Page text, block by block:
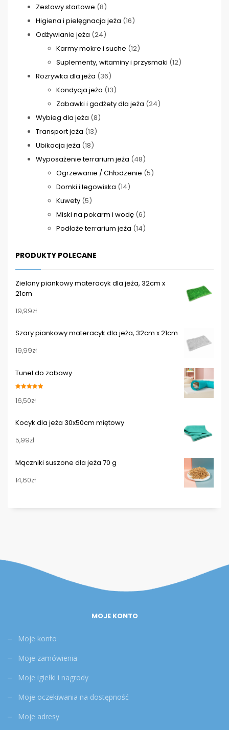
Zestawy startowe 88
produktów
Higiena i pielęgnacja jeża 1616
Odżywianie jeża 2424
produkty
Karmy mokre i suche 1212
produktów
Suplementy, witaminy i przysmaki 1212
Rozrywka dla jeża 3636
produktów
Kondycja jeża 1313
produktów
Zabawki i gadżety dla jeża 2424
Wybieg dla jeża 88
Transport jeża 1313
Ubikacja jeża 1818
produktów
Wyposażenie terrarium jeża 4848
produktów
Ogrzewanie / Chłodzenie 55
Domki i legowiska 1414
Kuwety 55
produktów
Miski na pokarm i wodę 66
produktów
Podłoże terrarium jeża 1414
PRODUKTY POLECANE
Zielony piankowy materacyk dla jeża, 32cm x
21cm
19,99zł
Szary piankowy materacyk dla jeża, 32cm x 21cm
19,99zł
Tunel do zabawy
5.00na 5
16,50zł
Kocyk dla jeża 30x50cm miętowy
5,99zł
Mączniki suszone dla jeża 70 g
14,60zł
MOJE KONTO
Moje konto
Moje zamówienia
Moje igiełki i nagrody
Moje oczekiwania na dostępność
Moje adresy